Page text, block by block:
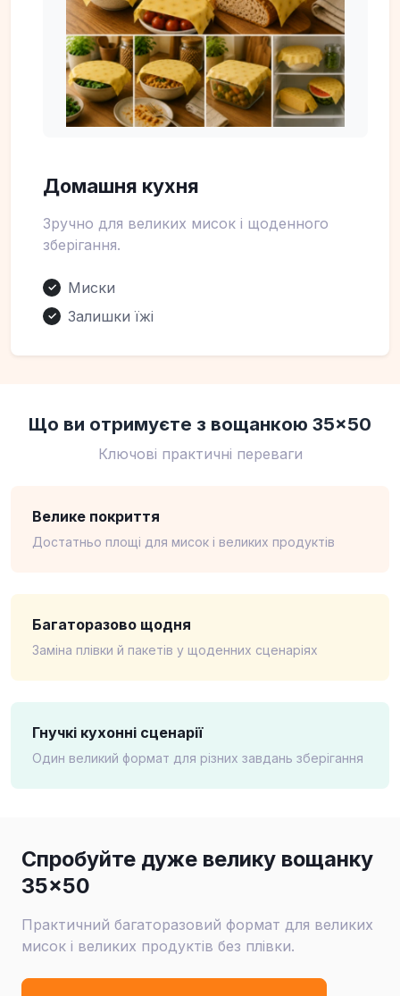
Домашня кухня
Зручно для великих мисок і щоденного
зберігання.
✓ Миски
✓ Залишки їжі
Що ви отримуєте з вощанкою 35×50
Ключові практичні переваги
Велике покриття
Достатньо площі для мисок і великих продуктів
Багаторазово щодня
Заміна плівки й пакетів у щоденних сценаріях
Гнучкі кухонні сценарії
Один великий формат для різних завдань зберігання
Спробуйте дуже велику вощанку
35×50
Практичний багаторазовий формат для великих
мисок і великих продуктів без плівки.